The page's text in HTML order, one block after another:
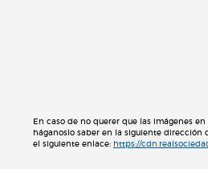
En caso de no querer que las imágenes
háganoslo saber en la siguiente dirección
el siguiente enlace: https://